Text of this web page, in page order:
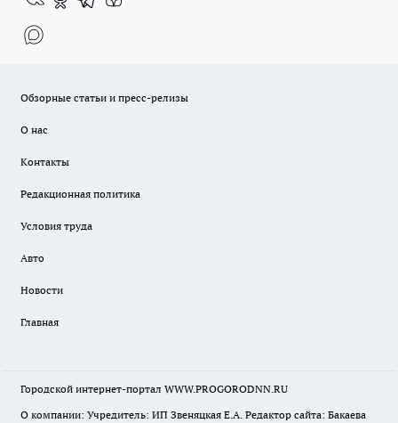
Обзорные статьи и пресс-релизы
О нас
Контакты
Редакционная политика
Условия труда
Авто
Новости
Главная
Городской интернет-портал WWW.PROGORODNN.RU
О компании: Учредитель: ИП Звеняцкая Е.А. Редактор сайта: Бакаева